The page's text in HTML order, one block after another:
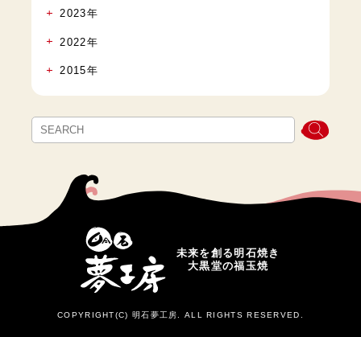
2023年
2022年
2015年
未来を創る明石焼き
大黒堂の福玉焼
COPYRIGHT(C) 明石夢工房. ALL RIGHTS RESERVED.